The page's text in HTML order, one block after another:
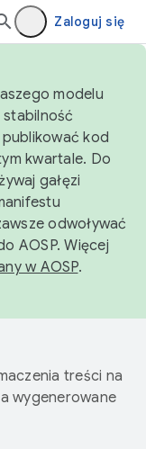
Zaloguj się
modelu
kod
kwartale. Do
gałęzi
odwoływać
AOSP. Więcej
w AOSP.
treści na
wygenerowane